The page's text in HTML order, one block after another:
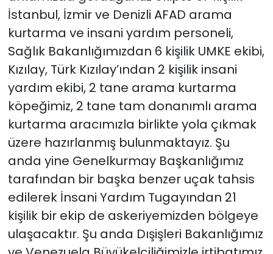
İstanbul, İzmir ve Denizli AFAD arama
kurtarma ve insani yardım personeli,
Sağlık Bakanlığımızdan 6 kişilik UMKE ekibi,
Kızılay, Türk Kızılay’ından 2 kişilik insani
yardım ekibi, 2 tane arama kurtarma
köpeğimiz, 2 tane tam donanımlı arama
kurtarma aracımızla birlikte yola çıkmak
üzere hazırlanmış bulunmaktayız. Şu
anda yine Genelkurmay Başkanlığımız
tarafından bir başka benzer uçak tahsis
edilerek İnsani Yardım Tugayından 21
kişilik bir ekip de askeriyemizden bölgeye
ulaşacaktır. Şu anda Dışişleri Bakanlığımız